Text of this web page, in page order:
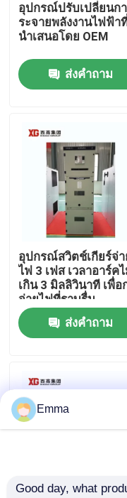
บ้าน
สินค้า
เกี่ยวกับเรา
ทัวร์โรงงาน
ควบคุมคุณภาพ
ติดต่อเรา
สวิตช์แบ่งโหลดอาก
สวิตช์จ่ายไฟ
อุปกรณ์ปรับเปลี่ยนก
ระจายพลังงานไฟฟ้า
นําเสนอโดย OEM
ส่งคำถาม
อุปกรณ์สวิตช์เกียร์จ่า
ไฟ 3 เฟส เวลาอาร์ค
เกิน 3 มิลลิวินาที เพื่อ
จ่ายไฟที่ราบรื่น
ส่งคำถาม
Emma
Good day, what